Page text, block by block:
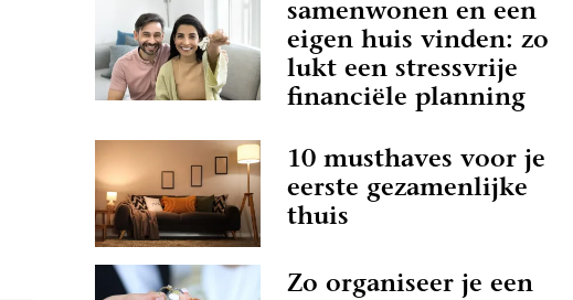
samenwonen en een
eigen huis vinden: zo
lukt een stressvrije
financiële planning
10 musthaves voor je
eerste gezamenlijke
thuis
Zo organiseer je een